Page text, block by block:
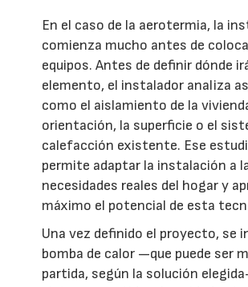
En el caso de la aerotermia, la
comienza mucho antes de
equipos. Antes de definir dónde
elemento, el instalador analiza
como el aislamiento de la
orientación, la superficie o el
calefacción existente. Ese
permite adaptar la instalación a
necesidades reales del hogar y
máximo el potencial de esta
Una vez definido el proyecto, se
bomba de calor —que puede ser
partida, según la solución